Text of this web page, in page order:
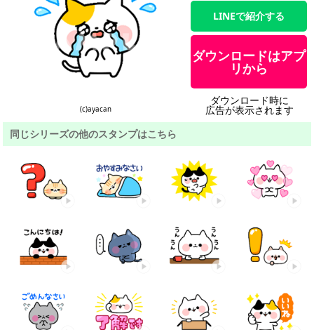
(c)ayacan
LINEで紹介する
ダウンロードはアプ
リから
ダウンロード時に
広告が表示されます
同じシリーズの他のスタンプはこちら